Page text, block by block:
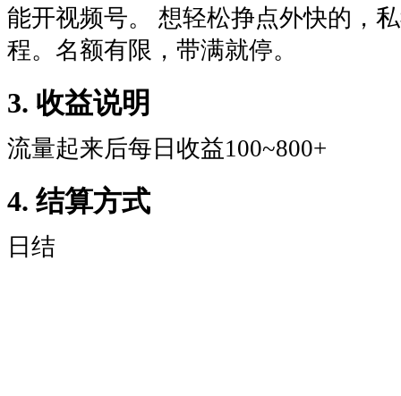
能开视频号。 想轻松挣点外快的，
程。名额有限，带满就停。
3. 收益说明
流量起来后每日收益100~800+
4. 结算方式
日结